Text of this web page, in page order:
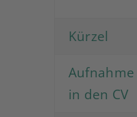
Kürzel
Aufnahme
in den CV